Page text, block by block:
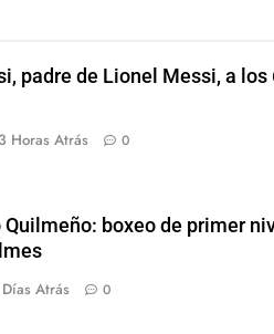
padre de Lionel Messi, a los
Horas Atrás 0
boxeo de primer
Atrás 0